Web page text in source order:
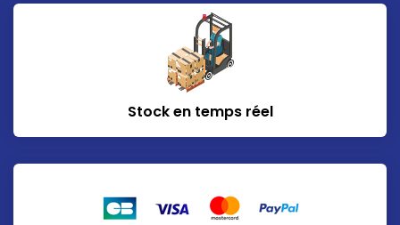
Stock en temps réel